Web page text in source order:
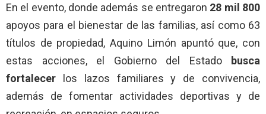
En el evento, donde además se entregaron 28 mil 800
apoyos para el bienestar de las familias, así como 63
títulos de propiedad, Aquino Limón apuntó que, con
estas acciones, el Gobierno del Estado busca
fortalecer los lazos familiares y de convivencia,
además de fomentar actividades deportivas y de